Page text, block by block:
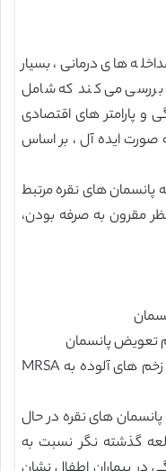
های درمانی، بسیار
بررسی می کند که شامل
و پارامتر های اقتصادی
صورت ایده آل ، بر اساس
های نقره مرتبط
مقرون به صرفه بودن،
تعویض پانسمان
■ باکتریایی های MRSA کمتر که در اثر زخم های آلوده به MRSA
های نقره در حال
گذشته نگر نسبت به